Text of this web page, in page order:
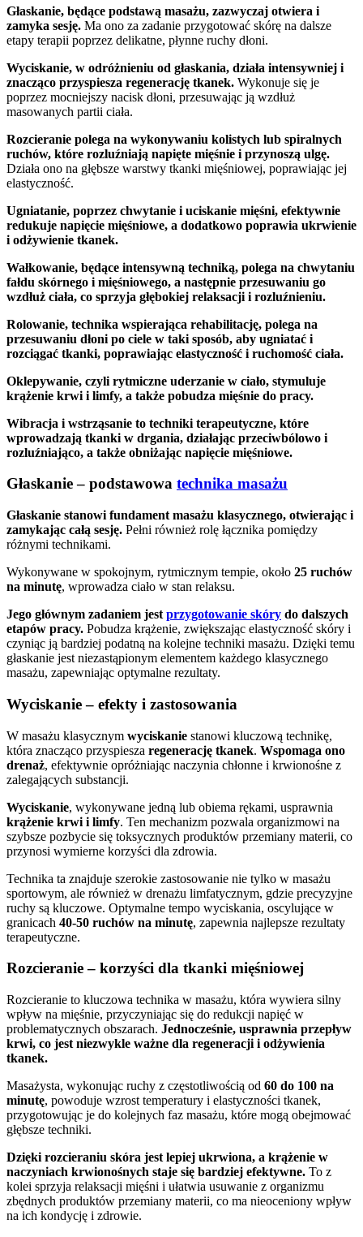
Głaskanie, będące podstawą masażu, zazwyczaj otwiera i
zamyka sesję. Ma ono za zadanie przygotować skórę na dalsze
etapy terapii poprzez delikatne, płynne ruchy dłoni.
Wyciskanie, w odróżnieniu od głaskania, działa intensywniej i
znacząco przyspiesza regenerację tkanek. Wykonuje się je
poprzez mocniejszy nacisk dłoni, przesuwając ją wzdłuż
masowanych partii ciała.
Rozcieranie polega na wykonywaniu kolistych lub spiralnych
ruchów, które rozluźniają napięte mięśnie i przynoszą ulgę.
Działa ono na głębsze warstwy tkanki mięśniowej, poprawiając jej
elastyczność.
Ugniatanie, poprzez chwytanie i uciskanie mięśni, efektywnie
redukuje napięcie mięśniowe, a dodatkowo poprawia ukrwienie
i odżywienie tkanek.
Wałkowanie, będące intensywną techniką, polega na chwytaniu
fałdu skórnego i mięśniowego, a następnie przesuwaniu go
wzdłuż ciała, co sprzyja głębokiej relaksacji i rozluźnieniu.
Rolowanie, technika wspierająca rehabilitację, polega na
przesuwaniu dłoni po ciele w taki sposób, aby ugniatać i
rozciągać tkanki, poprawiając elastyczność i ruchomość ciała.
Oklepywanie, czyli rytmiczne uderzanie w ciało, stymuluje
krążenie krwi i limfy, a także pobudza mięśnie do pracy.
Wibracja i wstrząsanie to techniki terapeutyczne, które
wprowadzają tkanki w drgania, działając przeciwbólowo i
rozluźniająco, a także obniżając napięcie mięśniowe.
Głaskanie – podstawowa technika masażu
Głaskanie stanowi fundament masażu klasycznego, otwierając i
zamykając całą sesję. Pełni również rolę łącznika pomiędzy
różnymi technikami.
Wykonywane w spokojnym, rytmicznym tempie, około 25 ruchów
na minutę, wprowadza ciało w stan relaksu.
Jego głównym zadaniem jest przygotowanie skóry do dalszych
etapów pracy. Pobudza krążenie, zwiększając elastyczność skóry i
czyniąc ją bardziej podatną na kolejne techniki masażu. Dzięki temu
głaskanie jest niezastąpionym elementem każdego klasycznego
masażu, zapewniając optymalne rezultaty.
Wyciskanie – efekty i zastosowania
W masażu klasycznym wyciskanie stanowi kluczową technikę,
która znacząco przyspiesza regenerację tkanek. Wspomaga ono
drenaż, efektywnie opróżniając naczynia chłonne i krwionośne z
zalegających substancji.
Wyciskanie, wykonywane jedną lub obiema rękami, usprawnia
krążenie krwi i limfy. Ten mechanizm pozwala organizmowi na
szybsze pozbycie się toksycznych produktów przemiany materii, co
przynosi wymierne korzyści dla zdrowia.
Technika ta znajduje szerokie zastosowanie nie tylko w masażu
sportowym, ale również w drenażu limfatycznym, gdzie precyzyjne
ruchy są kluczowe. Optymalne tempo wyciskania, oscylujące w
granicach 40-50 ruchów na minutę, zapewnia najlepsze rezultaty
terapeutyczne.
Rozcieranie – korzyści dla tkanki mięśniowej
Rozcieranie to kluczowa technika w masażu, która wywiera silny
wpływ na mięśnie, przyczyniając się do redukcji napięć w
problematycznych obszarach. Jednocześnie, usprawnia przepływ
krwi, co jest niezwykle ważne dla regeneracji i odżywienia
tkanek.
Masażysta, wykonując ruchy z częstotliwością od 60 do 100 na
minutę, powoduje wzrost temperatury i elastyczności tkanek,
przygotowując je do kolejnych faz masażu, które mogą obejmować
głębsze techniki.
Dzięki rozcieraniu skóra jest lepiej ukrwiona, a krążenie w
naczyniach krwionośnych staje się bardziej efektywne. To z
kolei sprzyja relaksacji mięśni i ułatwia usuwanie z organizmu
zbędnych produktów przemiany materii, co ma nieoceniony wpływ
na ich kondycję i zdrowie.